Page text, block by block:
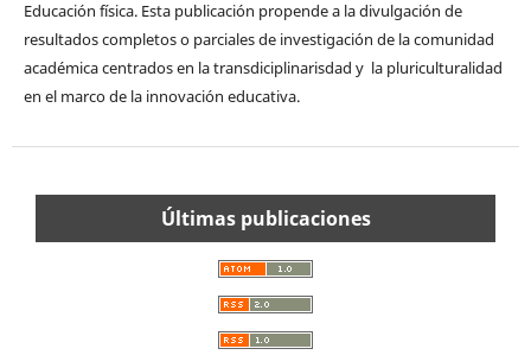
Educación física. Esta publicación propende a la divulgación de
resultados completos o parciales de investigación de la comunidad
académica centrados en la transdiciplinarisdad y la pluriculturalidad
en el marco de la innovación educativa.
Últimas publicaciones